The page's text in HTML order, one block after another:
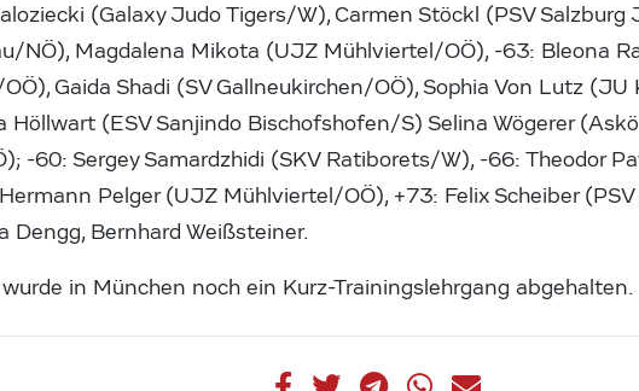
(Galaxy Judo Tigers/W), Carmen Stöckl (PSV
NÖ), Magdalena Mikota (UJZ Mühlviertel/OÖ), -63: Bleona
Gaida Shadi (SV Gallneukirchen/OÖ), Sophia Von Lutz
Höllwart (ESV Sanjindo Bischofshofen/S) Selina Wögerer
-60: Sergey Samardzhidi (SKV Ratiborets/W), -66: Theodor
Pelger (UJZ Mühlviertel/OÖ), +73: Felix Scheiber
Dengg, Bernhard Weißsteiner.
in München noch ein Kurz-Trainingslehrgang abgehalten.